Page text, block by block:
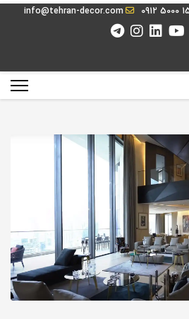
0912 5000
info@tehran-decor.com